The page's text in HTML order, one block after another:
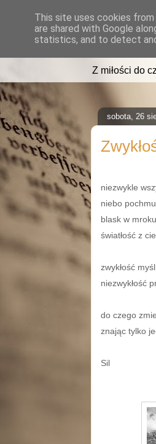
Z miłości do
sobota, 26
niezwykle
niebo
blask w
światłość z
zwykłość
niezwykłość
do czego
znając tylko
Sil
This site uses cookies
are shared with Google
statistics, and to detect